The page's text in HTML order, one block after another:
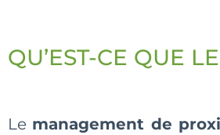
QU’EST-CE QUE
Le management de